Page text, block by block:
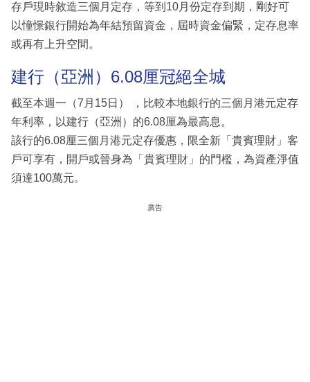
存戶現時敘造三個月定存，等到10月份定存到期，剛好可
以憧憬銀行開始為年結預留資金，屆時資金偏緊，定存息率
或再有上升空間。
建行（亞洲）6.08厘冠絕全城
截至本週一（7月15日） ，比較本地銀行的三個月港元定存
年利率，以建行（亞洲）的6.08厘為最高息。
該行的6.08厘三個月港元定存優惠，限全新「貴賓理財」客
戶可享有，開戶或晉身為「貴賓理財」的門檻，為資產淨值
須達100萬元。
廣告